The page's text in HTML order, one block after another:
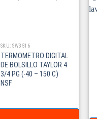
SKU: SW3516
TERMOMETRO DIGITAL
DE BOLSILLO TAYLOR 4
3/4 PG (-40 – 150 C)
NSF